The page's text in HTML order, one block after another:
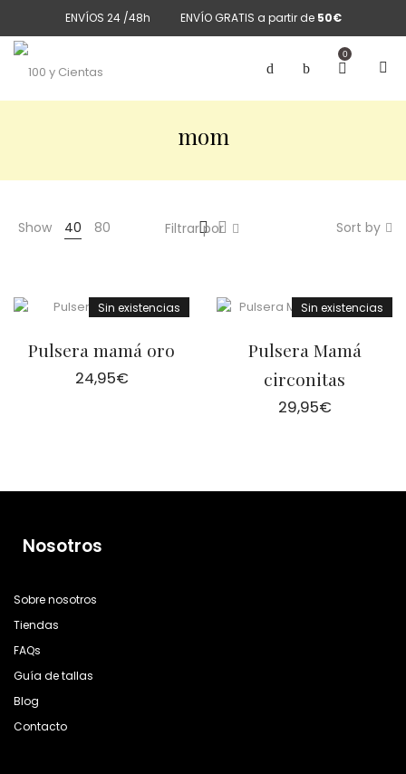
ENVÍOS 24 /48h ENVÍO GRATIS a partir de 50€
0
mom
Show 40 80 Sort by
Filtrar por
Sin existencias
Pulsera mamá oro
24,95€
Sin existencias
Pulsera Mamá
circonitas
29,95€
Nosotros
Sobre nosotros
Tiendas
FAQs
Guía de tallas
Blog
Contacto